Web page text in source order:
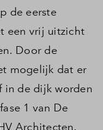
de eerste
een vrij uitzicht
Door de
mogelijk dat er
in de dijk worden
1 van De
Architecten.